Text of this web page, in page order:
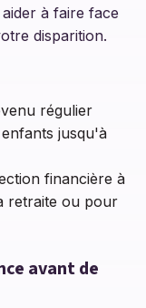
à faire face
disparition.
régulier
jusqu'à
financière à
retraite ou pour
avant de